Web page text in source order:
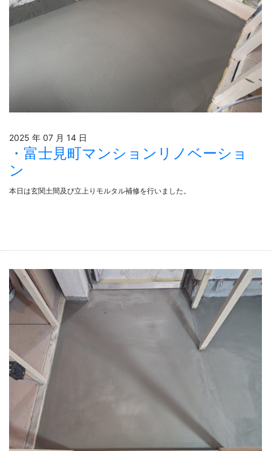
2025 年 07 月 14 日
富士見町マンションリノベーショ
ン
本日は玄関土間及び立上りモルタル補修を行いました。